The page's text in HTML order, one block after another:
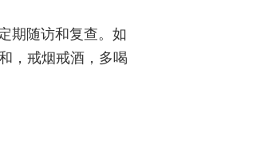
期随访和复查。如
，戒烟戒酒，多喝